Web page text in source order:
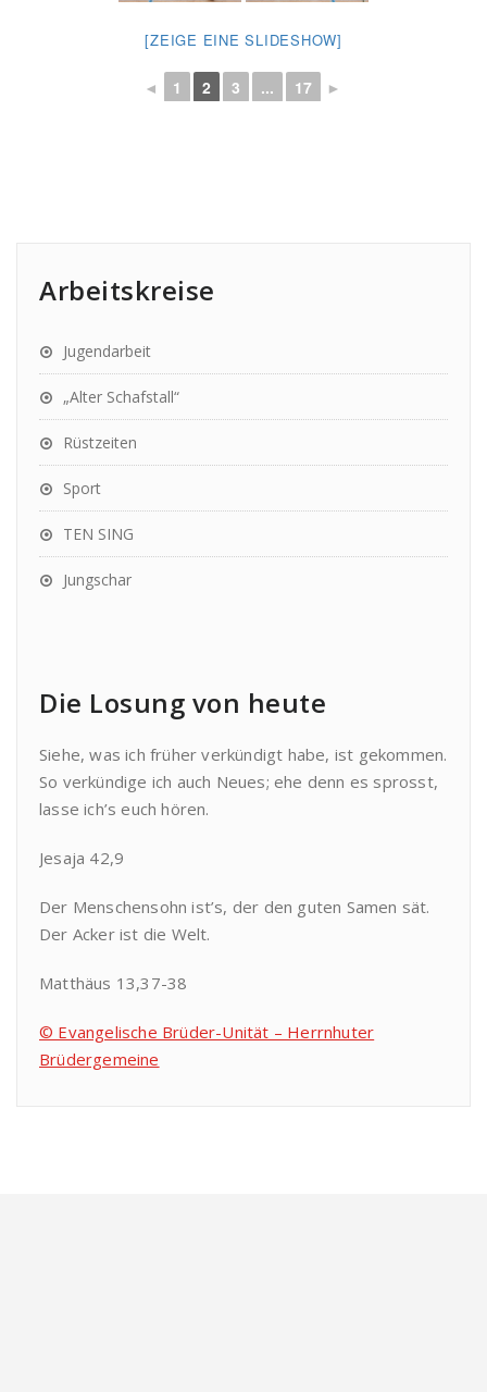
[ZEIGE EINE SLIDESHOW]
◄ 1 2 3 ... 17 ►
Arbeitskreise
Jugendarbeit
„Alter Schafstall“
Rüstzeiten
Sport
TEN SING
Jungschar
Die Losung von heute
Siehe, was ich früher verkündigt habe, ist gekommen.
So verkündige ich auch Neues; ehe denn es sprosst,
lasse ich’s euch hören.
Jesaja 42,9
Der Menschensohn ist’s, der den guten Samen sät.
Der Acker ist die Welt.
Matthäus 13,37-38
© Evangelische Brüder-Unität – Herrnhuter
Brüdergemeine